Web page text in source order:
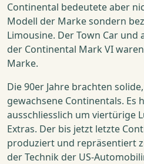
Continental bedeutete aber
Modell der Marke sondern
Limousine. Der Town Car und
der Continental Mark VI
Marke.
Die 90er Jahre brachten
gewachsene Continentals. Es
ausschliesslich um viertürige
Extras. Der bis jetzt letzte
produziert und repräsentiert
der Technik der US-